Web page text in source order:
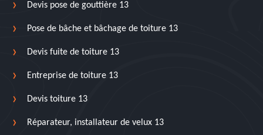
Devis pose de gouttière 13
Pose de bâche et bâchage de toiture 13
Devis fuite de toiture 13
Entreprise de toiture 13
Devis toiture 13
Réparateur, installateur de velux 13